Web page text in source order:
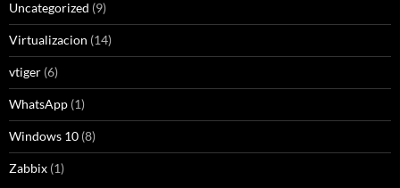
Uncategorized (9)
Virtualizacion (14)
vtiger (6)
WhatsApp (1)
Windows 10 (8)
Zabbix (1)